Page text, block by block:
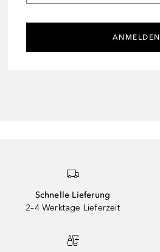
ANMELDEN
Schnelle Lieferung
2–4 Werktage Lieferzeit